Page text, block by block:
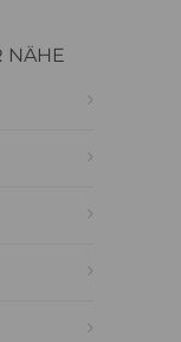
NÄHE